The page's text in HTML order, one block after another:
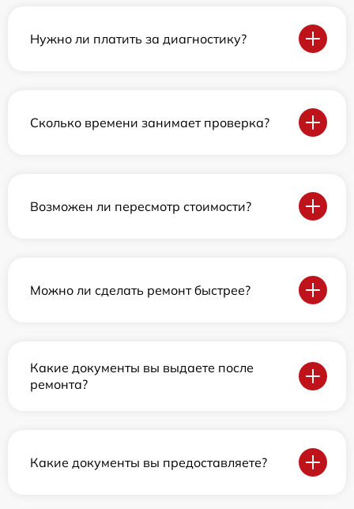
Нужно ли платить за диагностику?
Сколько времени занимает проверка?
Возможен ли пересмотр стоимости?
Можно ли сделать ремонт быстрее?
Какие документы вы выдаете после
ремонта?
Какие документы вы предоставляете?